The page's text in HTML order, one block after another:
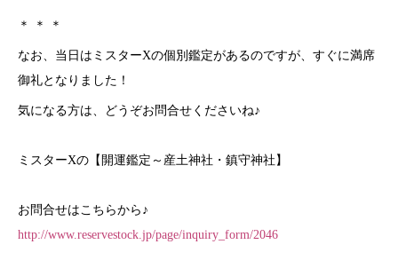
＊ ＊ ＊
なお、当日はミスターXの個別鑑定があるのですが、すぐに満席
御礼となりました！
気になる方は、どうぞお問合せくださいね♪
ミスターXの【開運鑑定～産土神社・鎮守神社】
お問合せはこちらから♪
http://www.reservestock.jp/page/inquiry_form/2046